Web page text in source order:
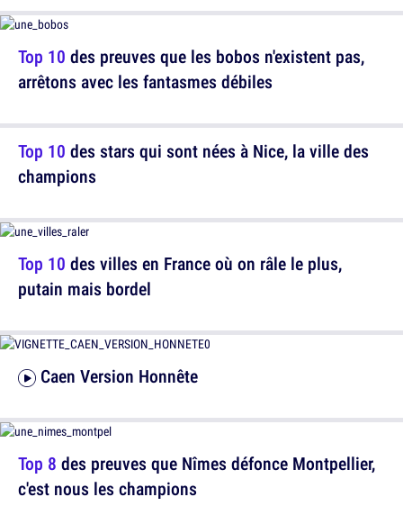
Top 10 des stars qui sont nées à Nice, la ville des
champions
Caen Version Honnête
Top 10 des preuves que les bobos n'existent pas,
arrêtons avec les fantasmes débiles
Top 10 des villes en France où on râle le plus,
putain mais bordel
Top 8 des preuves que Nîmes défonce Montpellier,
c'est nous les champions